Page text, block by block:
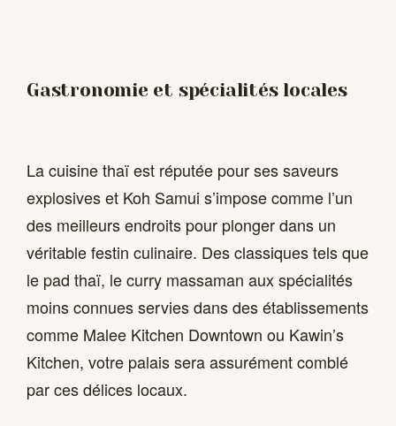
Gastronomie et spécialités locales
La cuisine thaï est réputée pour ses saveurs
explosives et Koh Samui s’impose comme l’un
des meilleurs endroits pour plonger dans un
véritable festin culinaire. Des classiques tels que
le pad thaï, le curry massaman aux spécialités
moins connues servies dans des établissements
comme Malee Kitchen Downtown ou Kawin’s
Kitchen, votre palais sera assurément comblé
par ces délices locaux.